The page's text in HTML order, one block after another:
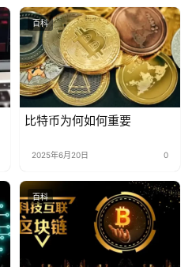
百科
比特币为何如何重要
2025年6月20日 0
百科